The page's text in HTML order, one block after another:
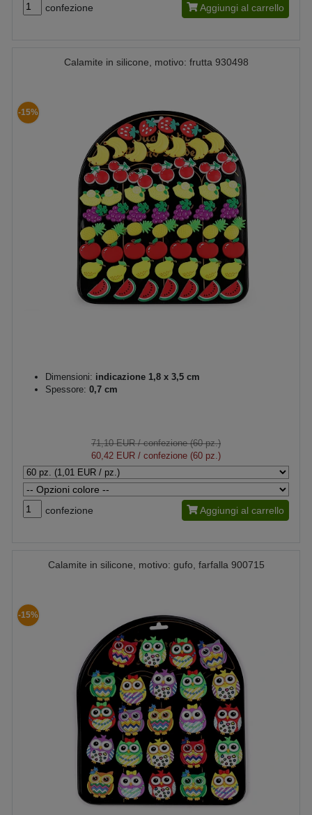
confezione Aggiungi al carrello
Calamite in silicone, motivo: frutta 930498
-15%
Dimensioni: indicazione 1,8 x 3,5 cm
Spessore: 0,7 cm
71,10 EUR/ confezione (60 pz.)
60,42 EUR / confezione (60 pz.)
confezione Aggiungi al carrello
Calamite in silicone, motivo: gufo, farfalla 900715
-15%